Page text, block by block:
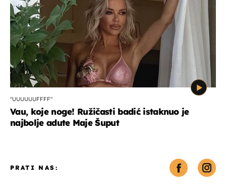
"UUUUUUFFFF"
Vau, koje noge! Ružičasti badić istaknuo je
najbolje adute Maje Šuput
PRATI NAS: